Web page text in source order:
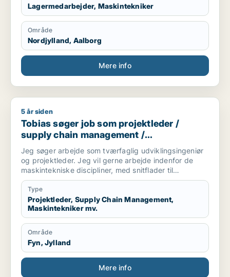
Lagermedarbejder, Maskintekniker
Område
Nordjylland, Aalborg
Mere info
Tobias søger job som projektleder / supply chain
5 år siden
Tobias søger job som projektleder /
supply chain management /
maskintekniker / maskiningeniør / forsker
Jeg søger arbejde som tværfaglig udviklingsingeniør
og projektleder. Jeg vil gerne arbejde indenfor de
maskintekniske discipliner, med snitflader til
mekatronik, automation, robotteknologi, energi og
indeklima og medica/Bioteknologi.
Type
Projektleder, Supply Chain Management,
Maskintekniker mv.
Område
Fyn, Jylland
Mere info